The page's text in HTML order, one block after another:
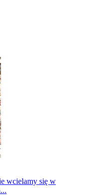
wcielamy się w